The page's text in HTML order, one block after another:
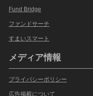
Fund Bridge
ファンドサーチ
すまいスマート
メディア情報
プライバシーポリシー
広告掲載について